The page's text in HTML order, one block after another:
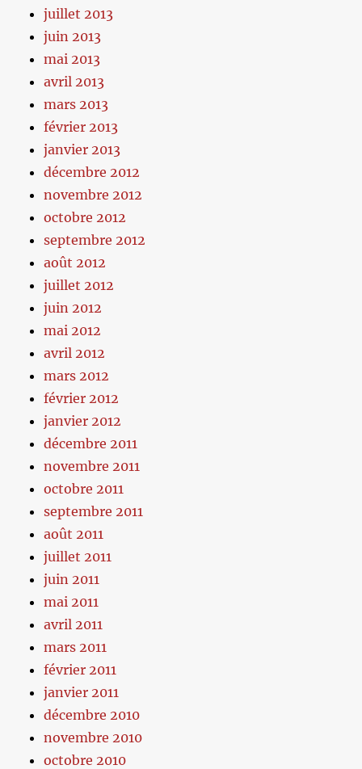
juillet 2013
juin 2013
mai 2013
avril 2013
mars 2013
février 2013
janvier 2013
décembre 2012
novembre 2012
octobre 2012
septembre 2012
août 2012
juillet 2012
juin 2012
mai 2012
avril 2012
mars 2012
février 2012
janvier 2012
décembre 2011
novembre 2011
octobre 2011
septembre 2011
août 2011
juillet 2011
juin 2011
mai 2011
avril 2011
mars 2011
février 2011
janvier 2011
décembre 2010
novembre 2010
octobre 2010